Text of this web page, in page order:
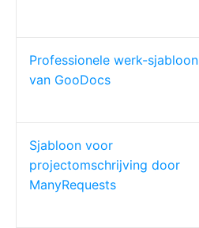
Professionele werk-sjabloon
van GooDocs
Sjabloon voor
projectomschrijving door
ManyRequests